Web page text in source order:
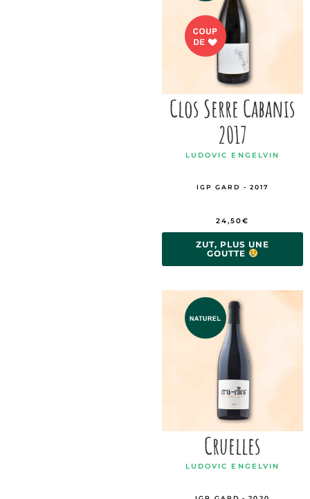
Clos Serre Cabanis
2017
LUDOVIC ENGELVIN
IGP GARD - 2017
24,50€
ZUT, PLUS UNE
GOUTTE
Cruelles
LUDOVIC ENGELVIN